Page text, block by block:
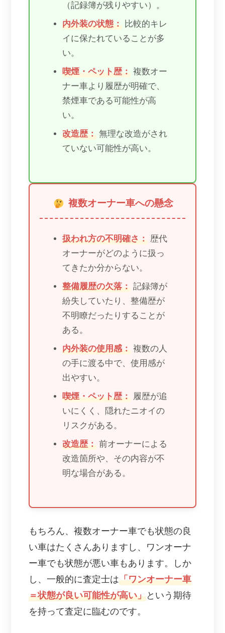
（記録簿が残りやすい）。
内外装の状態：
比較的キレ
イに保たれていることが多
い。
喫煙・ペット歴： 複数オー
ナー車より履歴が明確で、
禁煙車である可能性が高
い。
改造歴： 無理な改造がされ
ていない可能性が高い。
複数オーナー車への懸念
扱われ方の不明確さ： 歴代
オーナーがどのように扱っ
てきたか分からない。
整備履歴の欠落： 記録簿が
紛失していたり、整備歴が
不明瞭だったりすることが
ある。
内外装の使用感： 複数の人
の手に渡る中で、使用感が
出やすい。
喫煙・ペット歴： 履歴が追
いにくく、隠れたニオイの
リスクがある。
改造歴： 前オーナーによる
改造箇所や、その内容が不
明な場合がある。
もちろん、複数オーナー車でも状態の良
い車はたくさんありますし、ワンオーナ
ー車でも状態が悪い車もあります。しか
し、一般的に査定士は「ワンオーナー車
＝状態が良い可能性が高い」という期待
を持って査定に臨むのです。